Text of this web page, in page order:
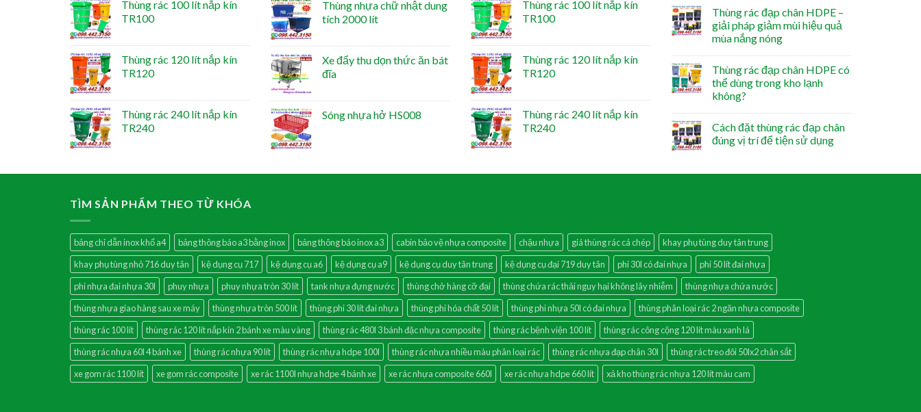
Thùng rác 100 lít nắp kín
TR100
Thùng rác 120 lít nắp kín
TR120
Thùng rác 240 lít nắp kín
TR240
Thùng nhựa chữ nhật dung
tích 2000 lít
Xe đẩy thu dọn thức ăn bát
đĩa
Sóng nhựa hở HS008
Thùng rác 100 lít nắp kín
TR100
Thùng rác 120 lít nắp kín
TR120
Thùng rác 240 lít nắp kín
TR240
Thùng rác đạp chân HDPE –
giải pháp giảm mùi hiệu quả
mùa nắng nóng
Thùng rác đạp chân HDPE có
thể dùng trong kho lạnh
không?
Cách đặt thùng rác đạp chân
đúng vị trí để tiện sử dụng
TÌM SẢN PHẨM THEO TỪ KHÓA
bảng chỉ dẫn inox khổ a4 bảng thông báo a3 bằng inox bảng thông báo inox a3 cabin bảo vệ nhựa composite chậu nhựa giá thùng rác cá chép
khay phụ tùng duy tân trung
khay phụ tùng nhỏ 716 duy tân
kệ dụng cụ 717 kệ dụng cụ a6 kệ dụng cụ a9 kệ dụng cụ duy tân trung kệ dụng cụ đại 719 duy tân phi 30l có đai nhựa
phi 50 lít đai nhựa
phi nhựa đai nhựa 30l
phuy nhựa phuy nhựa tròn 30 lít tank nhựa đựng nước thùng chở hàng cỡ đại thùng chứa rác thải nguy hại không lây nhiễm
thùng nhựa chứa nước
thùng nhựa giao hàng sau xe máy
thùng nhựa tròn 500 lít thùng phi 30 lít đai nhựa thùng phi hóa chất 50 lít thùng phi nhựa 50l có đai nhựa
thùng phân loại rác 2 ngăn nhựa composite
thùng rác 100 lít
thùng rác 120 lít nắp kín 2 bánh xe màu vàng thùng rác 480l 3 bánh đặc nhựa composite thùng rác bệnh viện 100 lít
thùng rác công cộng 120 lít màu xanh lá
thùng rác nhựa 60l 4 bánh xe
thùng rác nhựa 90 lít thùng rác nhựa hdpe 100l thùng rác nhựa nhiều màu phân loại rác thùng rác nhựa đạp chân 30l
thùng rác treo đôi 50lx2 chân sắt
xe gom rác 1100 lít
xe gom rác composite xe rác 1100l nhựa hdpe 4 bánh xe xe rác nhựa composite 660l xe rác nhựa hdpe 660 lít xả kho thùng rác nhựa 120 lít màu cam